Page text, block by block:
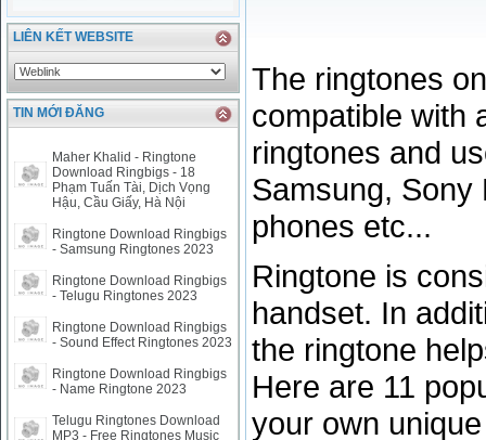
LIÊN KẾT WEBSITE
TIN MỚI ĐĂNG
Maher Khalid - Ringtone
Download Ringbigs - 18
Phạm Tuấn Tài, Dịch Vọng
Hậu, Cầu Giấy, Hà Nội
Ringtone Download Ringbigs
- Samsung Ringtones 2023
Ringtone Download Ringbigs
- Telugu Ringtones 2023
Ringtone Download Ringbigs
- Sound Effect Ringtones 2023
Ringtone Download Ringbigs
- Name Ringtone 2023
Telugu Ringtones Download
MP3 - Free Ringtones Music
The ringtones
compatible with
ringtones and
Samsung, Sony
phones etc...
Ringtone is
handset. In
the ringtone
Here are 11
your own